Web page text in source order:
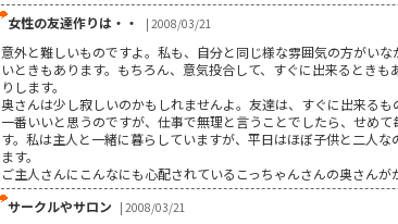
女性の友達作りは・・
| 2008/03/21
意外と難しいものですよ。私も、自分と同じ様な雰囲気の方がい
いときもあります。もちろん、意気投合して、すぐに出来るとき
りします。
奥さんは少し寂しいのかもしれませんよ。友達は、すぐに出来る
一番いいと思うのですが、仕事で無理と言うことでしたら、せめ
す。私は主人と一緒に暮らしていますが、平日はほぼ子供と二人
ます。
ご主人さんにこんなにも心配されているこっちゃんさんの奥さんが
サークルやサロン | 2008/03/21